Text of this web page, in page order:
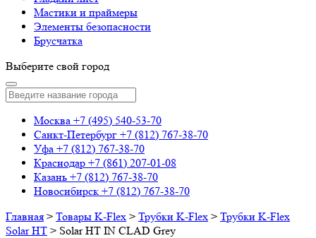
Мастики и праймеры
Элементы безопасности
Брусчатка
Выберите свой город
Москва +7 (495) 540-53-70
Санкт-Петербург +7 (812) 767-38-70
Уфа +7 (812) 767-38-70
Краснодар +7 (861) 207-01-08
Казань +7 (812) 767-38-70
Новосибирск +7 (812) 767-38-70
Главная > Товары K-Flex > Трубки K-Flex > Трубки K-Flex
Solar HT > Solar HT IN CLAD Grey